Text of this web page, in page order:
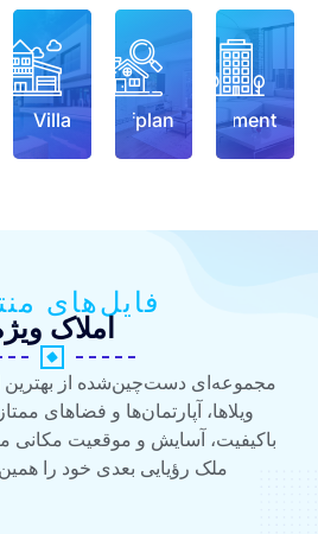
Apartment
Offplan
Villa
فایل‌های
املاک
مجموعه‌ای دست‌چین‌شده از بهترین
ویلاها، آپارتمان‌ها و فضاهای
باکیفیت، آسایش و موقعیت مکانی
ملک رؤیایی بعدی خود را همین